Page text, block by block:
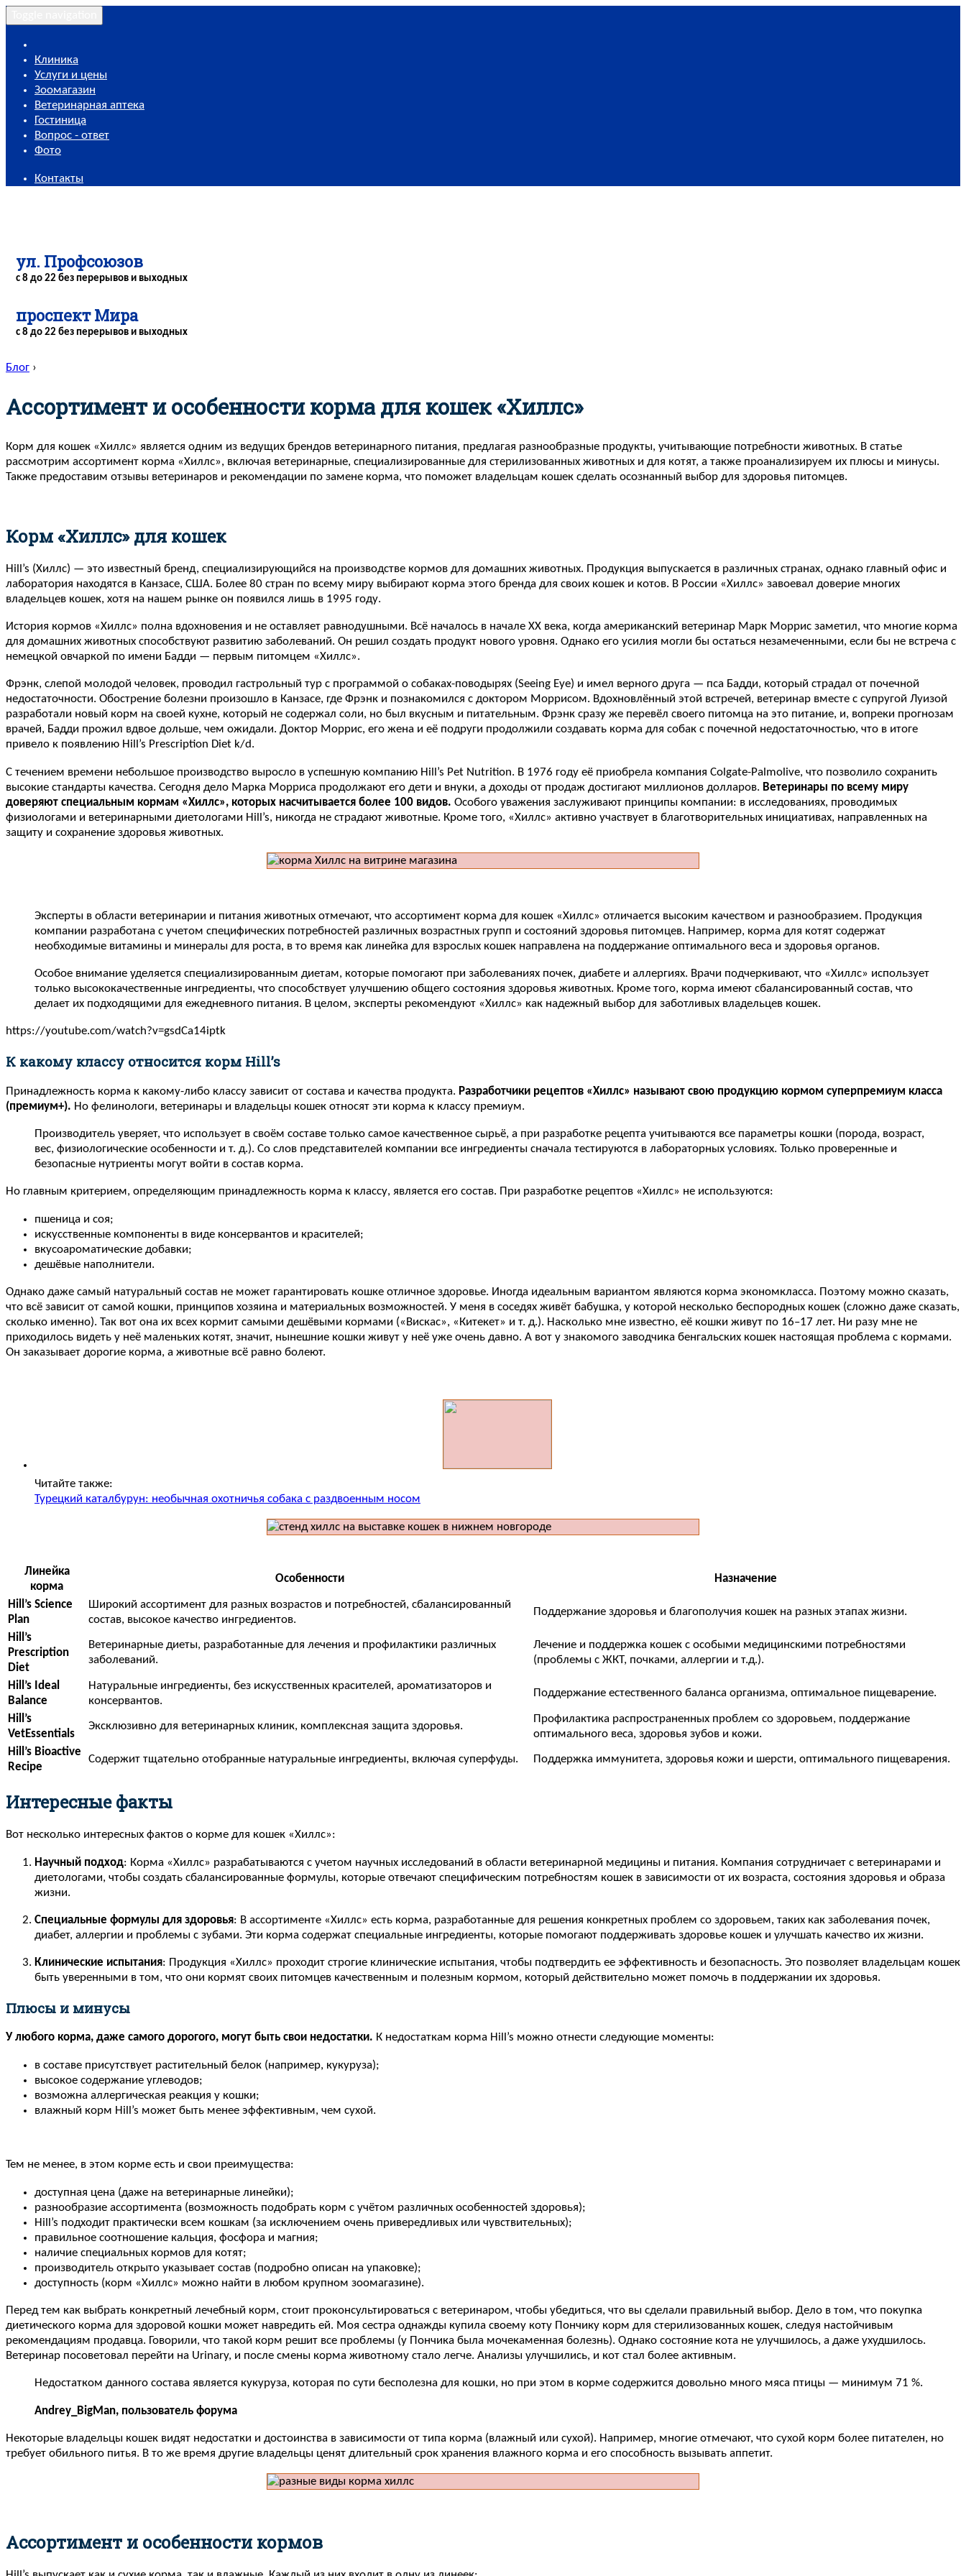
Клиника
Услуги и цены
Зоомагазин
Ветеринарная аптека
Гостиница
Вопрос - ответ
Фото
Контакты
ул. Профсоюзов
с 8 до 22 без перерывов и выходных
проспект Мира
с 8 до 22 без перерывов и выходных
Блог ›
Ассортимент и особенности корма для кошек «Хиллс»
Корм для кошек «Хиллс» является одним из ведущих брендов ветеринарного питания, предлагая разнообразные продукты, учитывающие потребности животных. В статье
рассмотрим ассортимент корма «Хиллс», включая ветеринарные, специализированные для стерилизованных животных и для котят, а также проанализируем их плюсы и минусы.
Также предоставим отзывы ветеринаров и рекомендации по замене корма, что поможет владельцам кошек сделать осознанный выбор для здоровья питомцев.
Корм «Хиллс» для кошек
Hill’s (Хиллс) — это известный бренд, специализирующийся на производстве кормов для домашних животных. Продукция выпускается в различных странах, однако главный офис и
лаборатория находятся в Канзасе, США. Более 80 стран по всему миру выбирают корма этого бренда для своих кошек и котов. В России «Хиллс» завоевал доверие многих
владельцев кошек, хотя на нашем рынке он появился лишь в 1995 году.
История кормов «Хиллс» полна вдохновения и не оставляет равнодушными. Всё началось в начале XX века, когда американский ветеринар Марк Моррис заметил, что многие корма
для домашних животных способствуют развитию заболеваний. Он решил создать продукт нового уровня. Однако его усилия могли бы остаться незамеченными, если бы не встреча с
немецкой овчаркой по имени Бадди — первым питомцем «Хиллс».
Фрэнк, слепой молодой человек, проводил гастрольный тур с программой о собаках-поводырях (Seeing Eye) и имел верного друга — пса Бадди, который страдал от почечной
недостаточности. Обострение болезни произошло в Канзасе, где Фрэнк и познакомился с доктором Моррисом. Вдохновлённый этой встречей, ветеринар вместе с супругой Луизой
разработали новый корм на своей кухне, который не содержал соли, но был вкусным и питательным. Фрэнк сразу же перевёл своего питомца на это питание, и, вопреки прогнозам
врачей, Бадди прожил вдвое дольше, чем ожидали. Доктор Моррис, его жена и её подруги продолжили создавать корма для собак с почечной недостаточностью, что в итоге
привело к появлению Hill’s Prescription Diet k/d.
С течением времени небольшое производство выросло в успешную компанию Hill’s Pet Nutrition. В 1976 году её приобрела компания Colgate-Palmolive, что позволило сохранить
высокие стандарты качества. Сегодня дело Марка Морриса продолжают его дети и внуки, а доходы от продаж достигают миллионов долларов. Ветеринары по всему миру
доверяют специальным кормам «Хиллс», которых насчитывается более 100 видов. Особого уважения заслуживают принципы компании: в исследованиях, проводимых
физиологами и ветеринарными диетологами Hill’s, никогда не страдают животные. Кроме того, «Хиллс» активно участвует в благотворительных инициативах, направленных на
защиту и сохранение здоровья животных.
Эксперты в области ветеринарии и питания животных отмечают, что ассортимент корма для кошек «Хиллс» отличается высоким качеством и разнообразием. Продукция
компании разработана с учетом специфических потребностей различных возрастных групп и состояний здоровья питомцев. Например, корма для котят содержат
необходимые витамины и минералы для роста, в то время как линейка для взрослых кошек направлена на поддержание оптимального веса и здоровья органов.
Особое внимание уделяется специализированным диетам, которые помогают при заболеваниях почек, диабете и аллергиях. Врачи подчеркивают, что «Хиллс» использует
только высококачественные ингредиенты, что способствует улучшению общего состояния здоровья животных. Кроме того, корма имеют сбалансированный состав, что
делает их подходящими для ежедневного питания. В целом, эксперты рекомендуют «Хиллс» как надежный выбор для заботливых владельцев кошек.
https://youtube.com/watch?v=gsdCa14iptk
К какому классу относится корм Hill’s
Принадлежность корма к какому-либо классу зависит от состава и качества продукта. Разработчики рецептов «Хиллс» называют свою продукцию кормом суперпремиум класса
(премиум+). Но фелинологи, ветеринары и владельцы кошек относят эти корма к классу премиум.
Производитель уверяет, что использует в своём составе только самое качественное сырьё, а при разработке рецепта учитываются все параметры кошки (порода, возраст,
вес, физиологические особенности и т. д.). Со слов представителей компании все ингредиенты сначала тестируются в лабораторных условиях. Только проверенные и
безопасные нутриенты могут войти в состав корма.
Но главным критерием, определяющим принадлежность корма к классу, является его состав. При разработке рецептов «Хиллс» не используются:
пшеница и соя;
искусственные компоненты в виде консервантов и красителей;
вкусоароматические добавки;
дешёвые наполнители.
Однако даже самый натуральный состав не может гарантировать кошке отличное здоровье. Иногда идеальным вариантом являются корма экономкласса. Поэтому можно сказать,
что всё зависит от самой кошки, принципов хозяина и материальных возможностей. У меня в соседях живёт бабушка, у которой несколько беспородных кошек (сложно даже сказать,
сколько именно). Так вот она их всех кормит самыми дешёвыми кормами («Вискас», «Китекет» и т. д.). Насколько мне известно, её кошки живут по 16–17 лет. Ни разу мне не
приходилось видеть у неё маленьких котят, значит, нынешние кошки живут у неё уже очень давно. А вот у знакомого заводчика бенгальских кошек настоящая проблема с кормами.
Он заказывает дорогие корма, а животные всё равно болеют.
Читайте также:
Турецкий каталбурун: необычная охотничья собака с раздвоенным носом
Линейка
корма
Особенности Назначение
Hill’s Science
Plan
Широкий ассортимент для разных возрастов и потребностей, сбалансированный
состав, высокое качество ингредиентов.
Поддержание здоровья и благополучия кошек на разных этапах жизни.
Hill’s
Prescription
Diet
Ветеринарные диеты, разработанные для лечения и профилактики различных
заболеваний.
Лечение и поддержка кошек с особыми медицинскими потребностями
(проблемы с ЖКТ, почками, аллергии и т.д.).
Hill’s Ideal
Balance
Натуральные ингредиенты, без искусственных красителей, ароматизаторов и
консервантов.
Поддержание естественного баланса организма, оптимальное пищеварение.
Hill’s
VetEssentials
Эксклюзивно для ветеринарных клиник, комплексная защита здоровья.
Профилактика распространенных проблем со здоровьем, поддержание
оптимального веса, здоровья зубов и кожи.
Hill’s Bioactive
Recipe
Содержит тщательно отобранные натуральные ингредиенты, включая суперфуды. Поддержка иммунитета, здоровья кожи и шерсти, оптимального пищеварения.
Интересные факты
Вот несколько интересных фактов о корме для кошек «Хиллс»:
Научный подход: Корма «Хиллс» разрабатываются с учетом научных исследований в области ветеринарной медицины и питания. Компания сотрудничает с ветеринарами и
диетологами, чтобы создать сбалансированные формулы, которые отвечают специфическим потребностям кошек в зависимости от их возраста, состояния здоровья и образа
жизни.
Специальные формулы для здоровья: В ассортименте «Хиллс» есть корма, разработанные для решения конкретных проблем со здоровьем, таких как заболевания почек,
диабет, аллергии и проблемы с зубами. Эти корма содержат специальные ингредиенты, которые помогают поддерживать здоровье кошек и улучшать качество их жизни.
Клинические испытания: Продукция «Хиллс» проходит строгие клинические испытания, чтобы подтвердить ее эффективность и безопасность. Это позволяет владельцам кошек
быть уверенными в том, что они кормят своих питомцев качественным и полезным кормом, который действительно может помочь в поддержании их здоровья.
Плюсы и минусы
У любого корма, даже самого дорогого, могут быть свои недостатки. К недостаткам корма Hill’s можно отнести следующие моменты:
в составе присутствует растительный белок (например, кукуруза);
высокое содержание углеводов;
возможна аллергическая реакция у кошки;
влажный корм Hill’s может быть менее эффективным, чем сухой.
Тем не менее, в этом корме есть и свои преимущества:
доступная цена (даже на ветеринарные линейки);
разнообразие ассортимента (возможность подобрать корм с учётом различных особенностей здоровья);
Hill’s подходит практически всем кошкам (за исключением очень привередливых или чувствительных);
правильное соотношение кальция, фосфора и магния;
наличие специальных кормов для котят;
производитель открыто указывает состав (подробно описан на упаковке);
доступность (корм «Хиллс» можно найти в любом крупном зоомагазине).
Перед тем как выбрать конкретный лечебный корм, стоит проконсультироваться с ветеринаром, чтобы убедиться, что вы сделали правильный выбор. Дело в том, что покупка
диетического корма для здоровой кошки может навредить ей. Моя сестра однажды купила своему коту Пончику корм для стерилизованных кошек, следуя настойчивым
рекомендациям продавца. Говорили, что такой корм решит все проблемы (у Пончика была мочекаменная болезнь). Однако состояние кота не улучшилось, а даже ухудшилось.
Ветеринар посоветовал перейти на Urinary, и после смены корма животному стало легче. Анализы улучшились, и кот стал более активным.
Недостатком данного состава является кукуруза, которая по сути бесполезна для кошки, но при этом в корме содержится довольно много мяса птицы — минимум 71 %.
Andrey_BigMan, пользователь форума
Некоторые владельцы кошек видят недостатки и достоинства в зависимости от типа корма (влажный или сухой). Например, многие отмечают, что сухой корм более питателен, но
требует обильного питья. В то же время другие владельцы ценят длительный срок хранения влажного корма и его способность вызывать аппетит.
Ассортимент и особенности кормов